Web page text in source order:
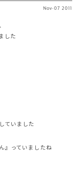
Nov·07 2011
した
ていました
』っていましたね